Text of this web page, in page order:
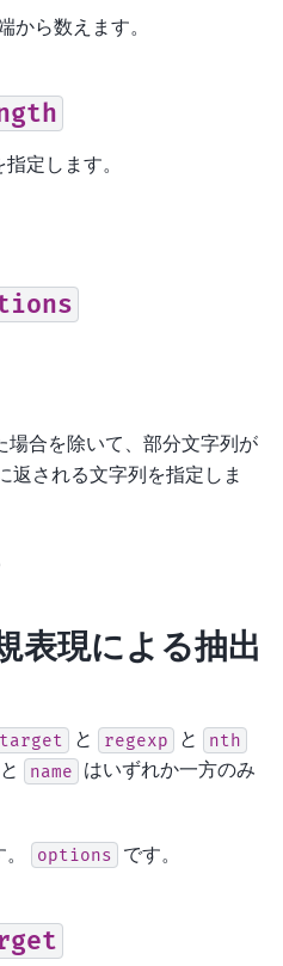
から数えます。
定します。
場合を除いて、部分文字列が
返される文字列を指定しま
表現による抽出
target と regexp と nth
と name
はいずれか一方のみ
options です。